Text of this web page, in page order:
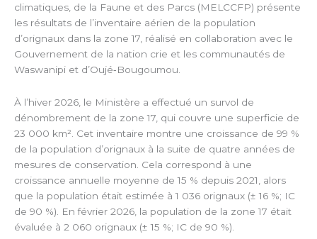
climatiques, de la Faune et des Parcs (MELCCFP) présente
les résultats de l’inventaire aérien de la population
d’orignaux dans la zone 17, réalisé en collaboration avec le
Gouvernement de la nation crie et les communautés de
Waswanipi et d’Oujé‑Bougoumou.
À l’hiver 2026, le Ministère a effectué un survol de
dénombrement de la zone 17, qui couvre une superficie de
23 000 km². Cet inventaire montre une croissance de 99 %
de la population d’orignaux à la suite de quatre années de
mesures de conservation. Cela correspond à une
croissance annuelle moyenne de 15 % depuis 2021, alors
que la population était estimée à 1 036 orignaux (± 16 %; IC
de 90 %). En février 2026, la population de la zone 17 était
évaluée à 2 060 orignaux (± 15 %; IC de 90 %).